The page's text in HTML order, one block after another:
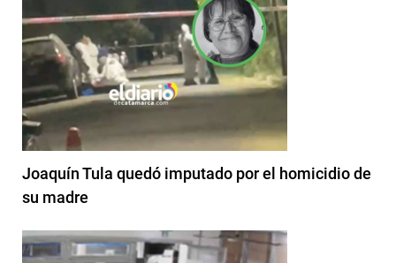
Joaquín Tula quedó imputado por el homicidio de
su madre